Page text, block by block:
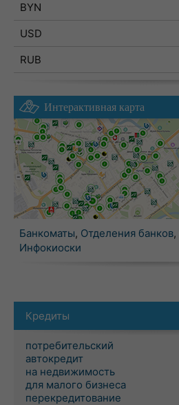
BYN
USD
RUB
Интерактивная карта
Банкоматы, Отделения банков,
Инфокиоски
Кредиты
потребительский
автокредит
на недвижимость
для малого бизнеса
перекредитование